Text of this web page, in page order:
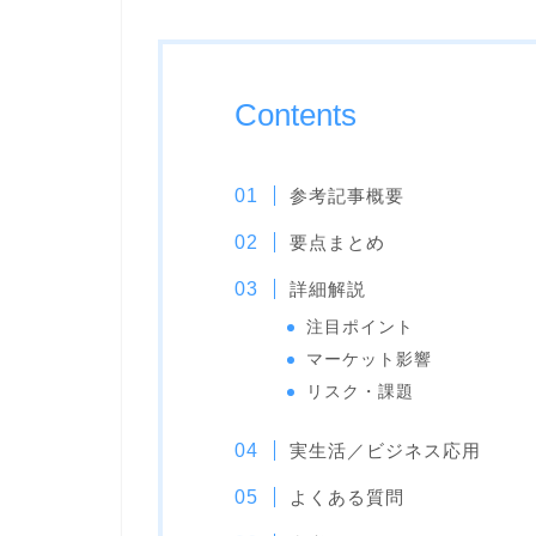
Contents
参考記事概要
要点まとめ
詳細解説
注目ポイント
マーケット影響
リスク・課題
実生活／ビジネス応用
よくある質問